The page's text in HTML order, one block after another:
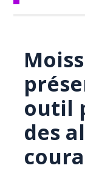
outil
des